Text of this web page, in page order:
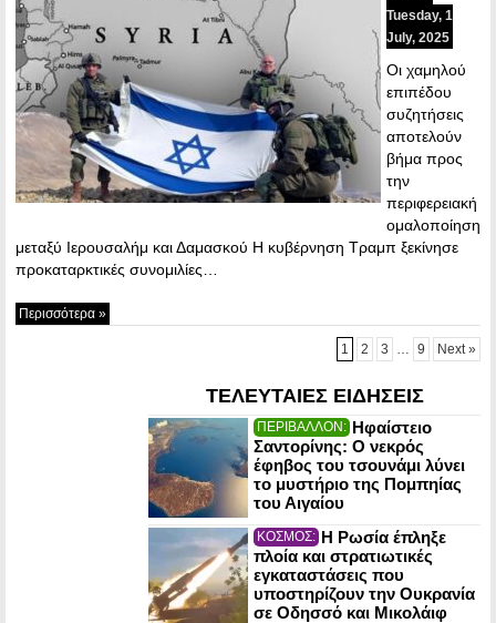
Tuesday, 1
July, 2025
Οι χαμηλού
επιπέδου
συζητήσεις
αποτελούν
βήμα προς
την
περιφερειακή
ομαλοποίηση
μεταξύ Ιερουσαλήμ και Δαμασκού Η κυβέρνηση Τραμπ ξεκίνησε
προκαταρκτικές συνομιλίες…
Περισσότερα »
1 2 3 9 Next »
ΤΕΛΕΥΤΑΙΕΣ ΕΙΔΗΣΕΙΣ
ΠΕΡΙΒΑΛΛΟΝ: Ηφαίστειο
Σαντορίνης: Ο νεκρός
έφηβος του τσουνάμι λύνει
το μυστήριο της Πομπηίας
του Αιγαίου
ΚΟΣΜΟΣ: Η Ρωσία έπληξε
πλοία και στρατιωτικές
εγκαταστάσεις που
υποστηρίζουν την Ουκρανία
σε Οδησσό και Μικολάιφ